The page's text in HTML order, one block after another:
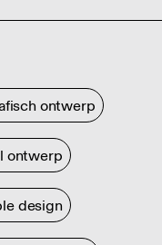
ontwerp
ontwerp
design